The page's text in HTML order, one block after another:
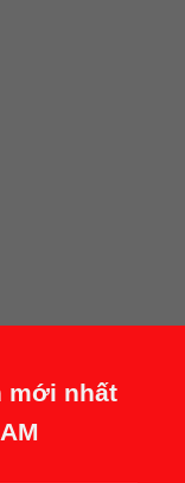
mới nhất